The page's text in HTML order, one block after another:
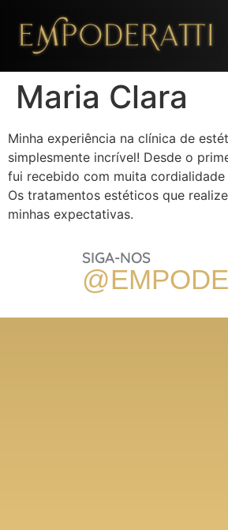
Maria Clara
Minha experiência na clínica de
simplesmente incrível! Desde o
fui recebido com muita
Os tratamentos estéticos que
minhas expectativas.
SIGA-NOS